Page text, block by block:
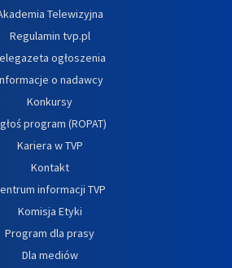
Telewizyjna
Regulamin tvp.pl
ogłoszenia
o nadawcy
Konkursy
program (ROPAT)
Kariera w TVP
Kontakt
informacji TVP
Komisja Etyki
Program dla prasy
Dla mediów